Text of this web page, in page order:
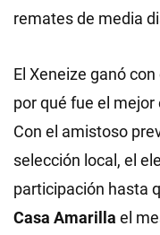
remates de media
El Xeneize ganó
por qué fue el
Con el amistoso
selección local, el
participación hasta
Casa Amarilla el